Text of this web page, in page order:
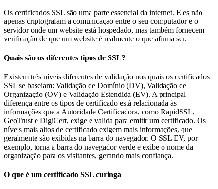
Os certificados SSL são uma parte essencial da internet. Eles não
apenas criptografam a comunicação entre o seu computador e o
servidor onde um website está hospedado, mas também fornecem
verificação de que um website é realmente o que afirma ser.
Quais são os diferentes tipos de SSL?
Existem três níveis diferentes de validação nos quais os certificados
SSL se baseiam: Validação de Domínio (DV), Validação de
Organização (OV) e Validação Estendida (EV). A principal
diferença entre os tipos de certificado está relacionada às
informações que a Autoridade Certificadora, como RapidSSL,
GeoTrust e DigiCert, exige e valida para emitir um certificado. Os
níveis mais altos de certificado exigem mais informações, que
geralmente são exibidas na barra do navegador. O SSL EV, por
exemplo, torna a barra do navegador verde e exibe o nome da
organização para os visitantes, gerando mais confiança.
O que é um certificado SSL curinga